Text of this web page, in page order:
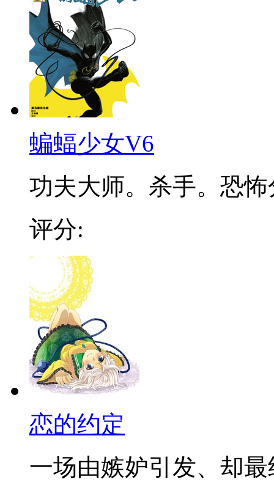
蝙蝠少女V6
功夫大师。杀手。恐怖
评分:
恋的约定
一场由嫉妒引发、却最